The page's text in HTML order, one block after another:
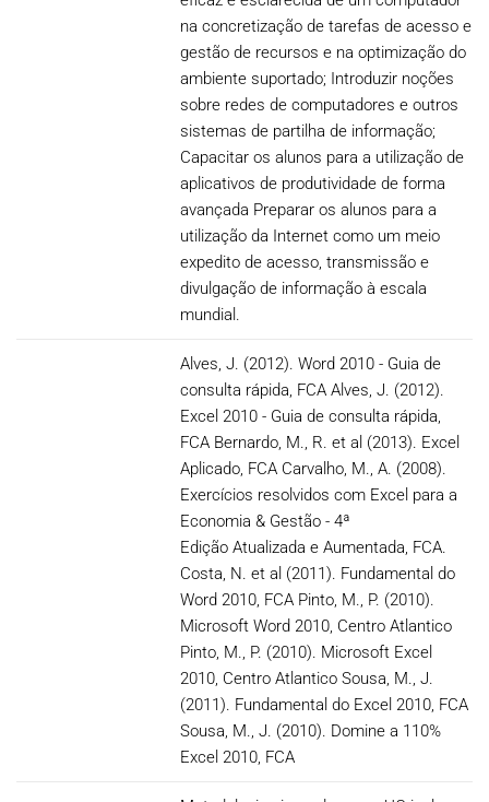
na concretização de tarefas de acesso e
gestão de recursos e na optimização do
ambiente suportado; Introduzir noções
sobre redes de computadores e outros
sistemas de partilha de informação;
Capacitar os alunos para a utilização de
aplicativos de produtividade de forma
avançada Preparar os alunos para a
utilização da Internet como um meio
expedito de acesso, transmissão e
divulgação de informação à escala
mundial.
Alves, J. (2012). Word 2010 - Guia de
consulta rápida, FCA Alves, J. (2012).
Excel 2010 - Guia de consulta rápida,
FCA Bernardo, M., R. et al (2013). Excel
Aplicado, FCA Carvalho, M., A. (2008).
Exercícios resolvidos com Excel para a
Economia & Gestão - 4ª
Edição Atualizada e Aumentada, FCA.
Costa, N. et al (2011). Fundamental do
Word 2010, FCA Pinto, M., P. (2010).
Microsoft Word 2010, Centro Atlantico
Pinto, M., P. (2010). Microsoft Excel
2010, Centro Atlantico Sousa, M., J.
(2011). Fundamental do Excel 2010, FCA
Sousa, M., J. (2010). Domine a 110%
Excel 2010, FCA